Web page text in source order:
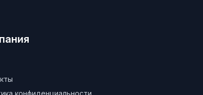
конфиденциальности